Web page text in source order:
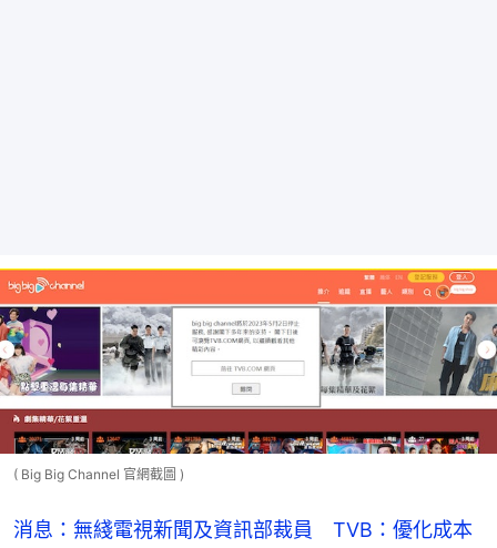
( Big Big Channel 官網截圖 )
消息：無綫電視新聞及資訊部裁員 TVB：優化成本